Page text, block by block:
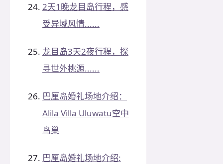
2天1晚龙目岛行程，感
受异域风情......
龙目岛3天2夜行程，探
寻世外桃源......
巴厘岛婚礼场地介绍：
Alila Villa Uluwatu空中
鸟巢
巴厘岛婚礼场地介绍: